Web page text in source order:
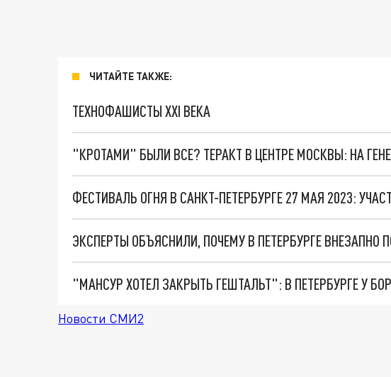
ЧИТАЙТЕ ТАКЖЕ:
ТЕХНОФАШИСТЫ XXI ВЕКА
"КРОТАМИ" БЫЛИ ВСЕ? ТЕРАКТ В ЦЕНТРЕ МОСКВЫ: НА
ФЕСТИВАЛЬ ОГНЯ В САНКТ-ПЕТЕРБУРГЕ 27 МАЯ 2023:
ЭКСПЕРТЫ ОБЪЯСНИЛИ, ПОЧЕМУ В ПЕТЕРБУРГЕ
Новости СМИ2